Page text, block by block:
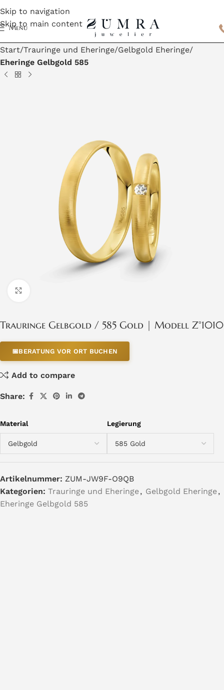
Skip to navigation
Skip to main content
Menu
Start Trauringe und Eheringe Gelbgold Eheringe
Eheringe Gelbgold 585
Trauringe Gelbgold / 585 Gold | Modell Z°1010
📅BERATUNG VOR ORT BUCHEN
Add to compare
Share:
Material Legierung
Artikelnummer: ZUM-JW9F-O9QB
Kategorien: Trauringe und Eheringe, Gelbgold Eheringe,
Eheringe Gelbgold 585